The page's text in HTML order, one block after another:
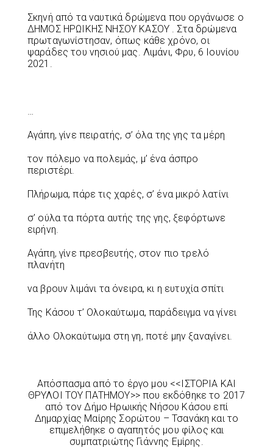
Σκηνή από τα ναυτικά δρώμενα που οργάνωσε ο
ΔΗΜΟΣ ΗΡΩΙΚΗΣ ΝΗΣΟΥ ΚΑΣΟΥ . Στα δρώμενα
πρωταγωνίστησαν, όπως κάθε χρόνο, οι
ψαράδες του νησιού μας. Λιμάνι, Φρυ, 6 Ιουνίου
2021.
Αγάπη, γίνε πειρατής, σ’ όλα της γης τα μέρη
τον πόλεμο να πολεμάς, μ’ ένα άσπρο
περιστέρι.
Πλήρωμα, πάρε τις χαρές, σ’ ένα μικρό λατίνι
σ’ ούλα τα πόρτα αυτής της γης, ξεφόρτωνε
ειρήνη.
Αγάπη, γίνε πρεσβευτής, στον πιο τρελό
πλανήτη
να βρουν λιμάνι τα όνειρα, κι η ευτυχία σπίτι
Της Κάσου τ’ Ολοκαύτωμα, παράδειγμα να γίνει
άλλο Ολοκαύτωμα στη γη, ποτέ μην ξαναγίνει.
Απόσπασμα από το έργο μου <<ΙΣΤΟΡΙΑ ΚΑΙ
ΘΡΥΛΟΙ ΤΟΥ ΠΑΤΗΜΟΥ>> που εκδόθηκε το 2017
από τον Δήμο Ηρωικής Νήσου Κάσου επί
Δημαρχίας Μαίρης Σορώτου – Τσανάκη και το
επιμελήθηκε ο αγαπητός μου φίλος και
συμπατριώτης Γιάννης Εμίρης.